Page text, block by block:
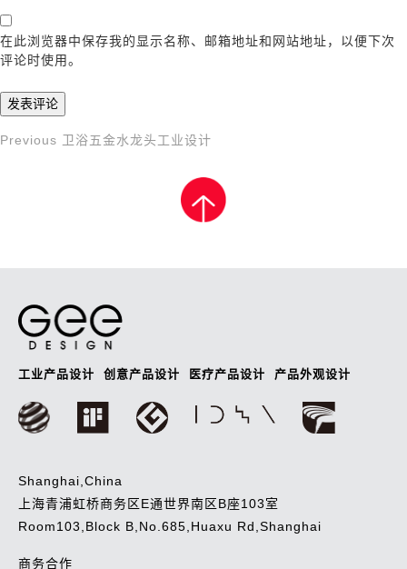
在此浏览器中保存我的显示名称、邮箱地址和网站地址，以便下次
评论时使用。
文
Previous
Previous 卫浴五金水龙头工业设计
工业产品设计 创意产品设计 医疗产品设计 产品外观设计
Shanghai,China
上海青浦虹桥商务区E通世界南区B座103室
Room103,Block B,No.685,Huaxu Rd,Shanghai
商务合作